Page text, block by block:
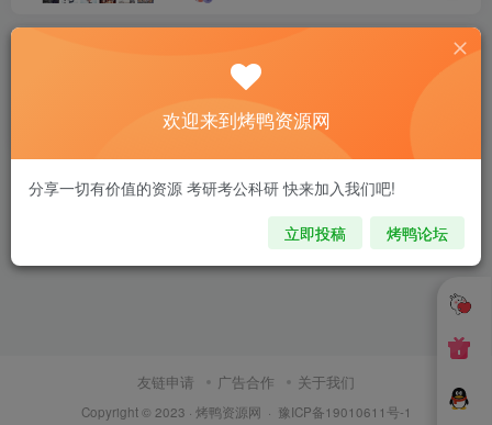
小说网站搭（搭建教程+源码)：附带全
自动采集 流量来得快、变现容易
3年前
友链申请 广告合作 关于我们
Copyright © 2023 · 烤鸭资源网 · 豫ICP备19010611号-1
欢迎来到烤鸭资源网
分享一切有价值的资源 考研考公科研 快来加入我们吧!
立即投稿 烤鸭论坛